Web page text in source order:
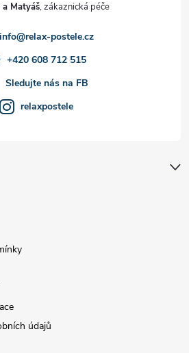
a Matyáš
info@relax-postele.cz
+420 608 712 515
Sledujte nás na FB
relaxpostele
údajů